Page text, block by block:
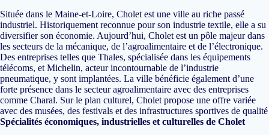
Située dans le Maine-et-Loire, Cholet est une ville au riche passé
industriel. Historiquement reconnue pour son industrie textile, elle a su
diversifier son économie. Aujourd’hui, Cholet est un pôle majeur dans
les secteurs de la mécanique, de l’agroalimentaire et de l’électronique.
Des entreprises telles que Thales, spécialisée dans les équipements
télécoms, et Michelin, acteur incontournable de l’industrie
pneumatique, y sont implantées. La ville bénéficie également d’une
forte présence dans le secteur agroalimentaire avec des entreprises
comme Charal. Sur le plan culturel, Cholet propose une offre variée
avec des musées, des festivals et des infrastructures sportives de qualité
Spécialités économiques, industrielles et culturelles de Cholet